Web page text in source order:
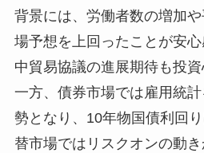
背景には、労働者数の増加
場予想を上回ったことが安
中貿易協議の進展期待も投資
一方、債券市場では雇用統
勢となり、10年物国債利回
替市場ではリスクオンの動